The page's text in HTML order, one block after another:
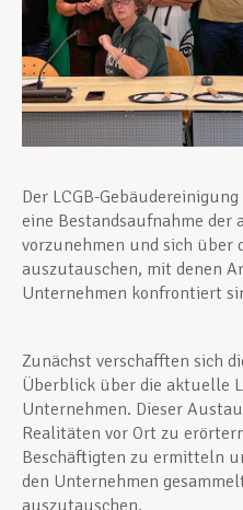
Aktuell
Der LCGB-
eine Bestandsaufnahme der
vorzunehmen und sich über
auszutauschen, mit denen
Unternehmen konfrontiert
Zunächst verschafften sich
Überblick über die aktuelle
Unternehmen. Dieser
Realitäten vor Ort zu
Beschäftigten zu ermitteln
den Unternehmen
auszutauschen.